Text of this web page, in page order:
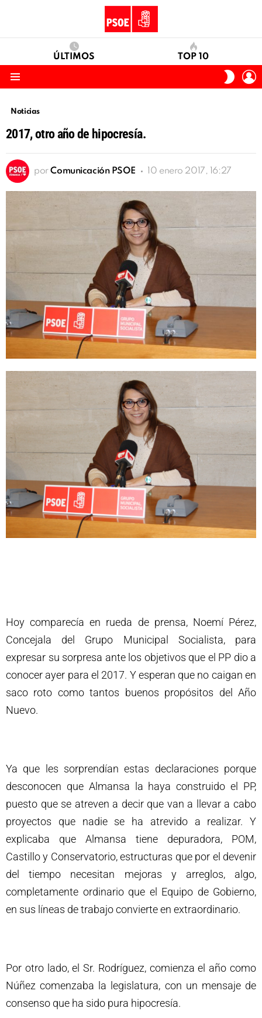
ÚLTIMOS TOP 10
SKIN
Noticias
2017, otro año de hipocresía.
por Comunicación PSOE 10 enero 2017, 16:27
Hoy comparecía en rueda de prensa, Noemí Pérez,
Concejala del Grupo Municipal Socialista, para
expresar su sorpresa ante los objetivos que el PP dio a
conocer ayer para el 2017. Y esperan que no caigan en
saco roto como tantos buenos propósitos del Año
Nuevo.
Ya que les sorprendían estas declaraciones porque
desconocen que Almansa la haya construido el PP,
puesto que se atreven a decir que van a llevar a cabo
proyectos que nadie se ha atrevido a realizar. Y
explicaba que Almansa tiene depuradora, POM,
Castillo y Conservatorio, estructuras que por el devenir
del tiempo necesitan mejoras y arreglos, algo,
completamente ordinario que el Equipo de Gobierno,
en sus líneas de trabajo convierte en extraordinario.
Por otro lado, el Sr. Rodríguez, comienza el año como
Núñez comenzaba la legislatura, con un mensaje de
consenso que ha sido pura hipocresía.